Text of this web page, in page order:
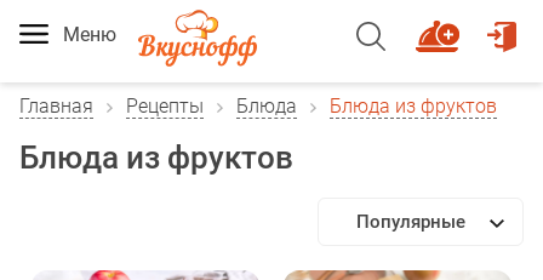
Меню
Главная Рецепты Блюда Блюда из фруктов
Блюда из фруктов
Популярные